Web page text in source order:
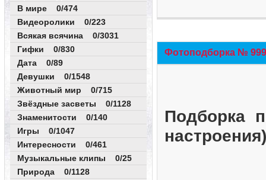
В мире 0/474
Видеоролики 0/223
Всякая всячина 0/3031
Гифки 0/830
Дата 0/89
Девушки 0/1548
Животный мир 0/715
Звёздные засветы 0/1128
Знаменитости 0/140
Игры 0/1047
Интересности 0/461
Музыкальные клипы 0/25
Природа 0/1128
Фотоподборка №
Подборка